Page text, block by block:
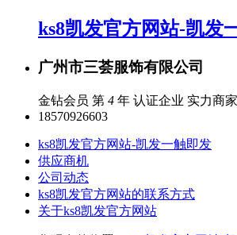
ks8凯发官方网站-凯发
广州市三荟服饰有限公司
金钻会员 第 4 年 认证企业 实力商家
18570926603
ks8凯发官方网站-凯发一触即发
供应商机
公司动态
ks8凯发官方网站的联系方式
关于ks8凯发官方网站